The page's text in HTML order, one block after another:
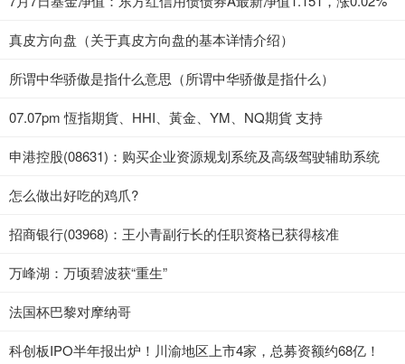
真皮方向盘（关于真皮方向盘的基本详情介绍）
所谓中华骄傲是指什么意思（所谓中华骄傲是指什么）
07.07pm 恆指期貨、HHI、黃金、YM、NQ期貨 支持
申港控股(08631)：购买企业资源规划系统及高级驾驶辅助系统
怎么做出好吃的鸡爪?
招商银行(03968)：王小青副行长的任职资格已获得核准
万峰湖：万顷碧波获“重生”
法国杯巴黎对摩纳哥
科创板IPO半年报出炉！川渝地区上市4家，总募资额约68亿！